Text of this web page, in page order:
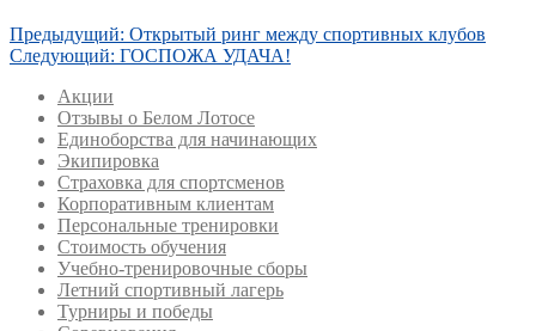
Предыдущий: Открытый ринг между спортивных клубов
Следующий: ГОСПОЖА УДАЧА!
Акции
Отзывы о Белом Лотосе
Единоборства для начинающих
Экипировка
Страховка для спортсменов
Корпоративным клиентам
Персональные тренировки
Стоимость обучения
Учебно-тренировочные сборы
Летний спортивный лагерь
Турниры и победы